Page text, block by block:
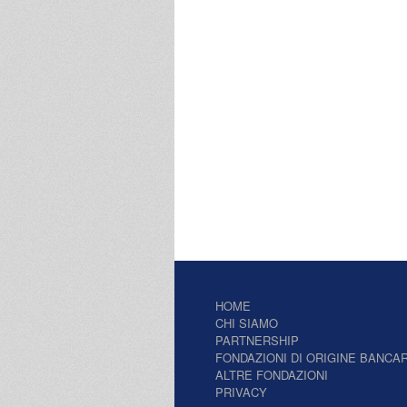
HOME
CHI SIAMO
PARTNERSHIP
FONDAZIONI DI ORIGINE
ALTRE FONDAZIONI
PRIVACY